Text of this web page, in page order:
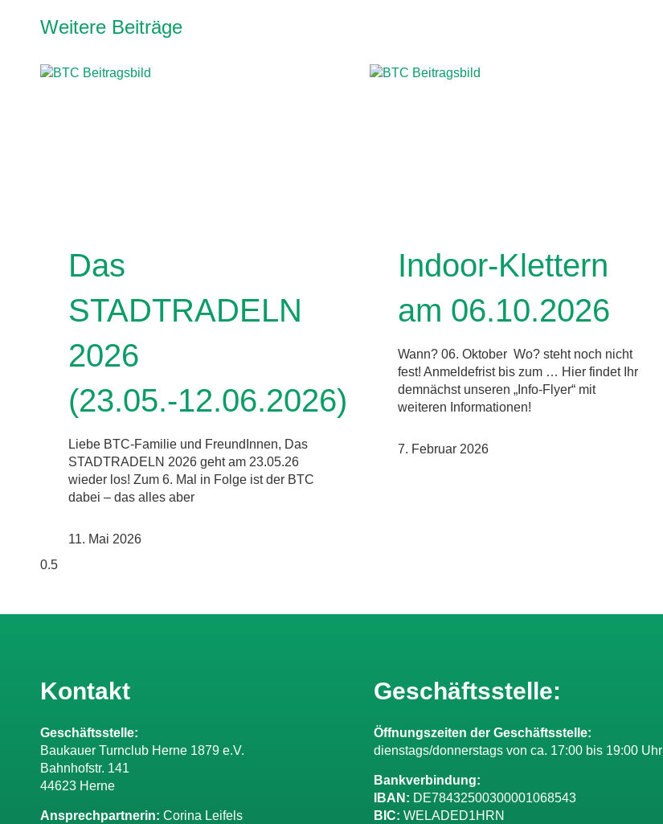
Weitere Beiträge
Das
STADTRADELN
2026
(23.05.-12.06.2026)
Liebe BTC-Familie und FreundInnen, Das
STADTRADELN 2026 geht am 23.05.26
wieder los! Zum 6. Mal in Folge ist der BTC
dabei – das alles aber
11. Mai 2026
Indoor-Klettern
am 06.10.2026
Wann? 06. Oktober Wo? steht noch nicht
fest! Anmeldefrist bis zum … Hier findet Ihr
demnächst unseren „Info-Flyer“ mit
weiteren Informationen!
7. Februar 2026
Kontakt
Geschäftsstelle:
Baukauer Turnclub Herne 1879 e.V.
Bahnhofstr. 141
44623 Herne
Ansprechpartnerin: Corina Leifels
Geschäftsstelle:
Öffnungszeiten der Geschäftsstelle:
dienstags/donnerstags von ca. 17:00 bis 19:00 Uhr
Bankverbindung:
IBAN: DE78432500300001068543
BIC: WELADED1HRN